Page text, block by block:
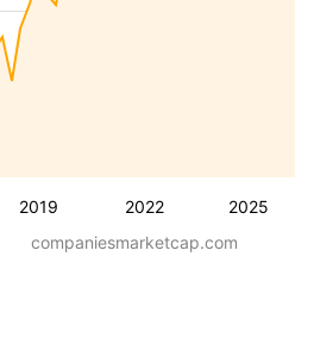
2019 2022 2025
companiesmarketcap.com